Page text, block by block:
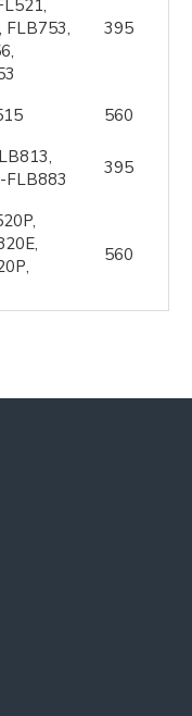
FLB753,
395
560
FLB883
395
560